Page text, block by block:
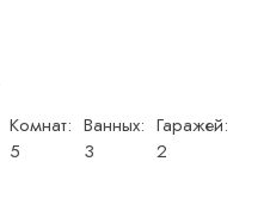
Комнат:
5
Ванных:
3
Гаражей:
2